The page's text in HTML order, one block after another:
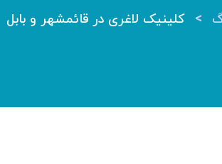
> کلینیک لاغری در قائمشهر و بابل